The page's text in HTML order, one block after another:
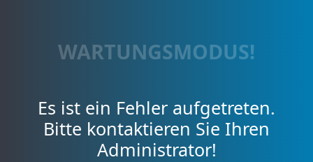
WARTUNGSMODUS!
Es ist ein Fehler aufgetreten.
Bitte kontaktieren Sie Ihren
Administrator!